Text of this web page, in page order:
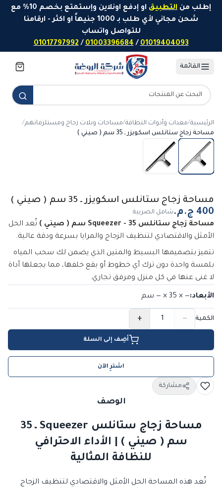
تخطَّ إلى المحتوى
إطلب من التطبيق
او إدفع اونلاين وإستمتع بخصم 10% مع
شحن مجاني لأي طلب بـ 1000 جنيهاً او اكثر - ارقامنا
للتواصل واتساب
01019404093
/
01003396684
/
01017797992
القائمة
الرئيسية/معدات وأدوات النظافة/مساحات وبلات زجاج ومستلزماتهم/
مساحة زجاج ستانلس اسكويزر ـ 35 سم ( صيني )
مساحة زجاج ستانلس اسكويزر ـ 35 سم ( صيني )
شامل الضريبة
مساحة زجاج ستانلس Squeezer - 35 سم ( صيني )
تُعد الحل
الأمثل والاقتصادي لتنظيف الزجاج والمرايا بسرعة ودقة عالية.
تتميز بتصميمها البسيط والمتين الذي يضمن لك سحب المياه
بلمسة واحدة دون ترك أي خطوط أو بقع خلفها، مما يجعلها أداة
لا غنى عنها في كل منزل ومرفق تجاري.
الأبعاد:
— × 35 × — سم
الكمية −
+
أضِف إلى السلة
اشترِ الآن
مشاركة
الوصف
مساحة زجاج ستانلس Squeezer ـ 35
سم ( صيني ) | الأداء الاحترافي
للنظافة المثالية
تُعد هذه المساحة الحل الأمثل والاقتصادي لتنظيف الزجاج